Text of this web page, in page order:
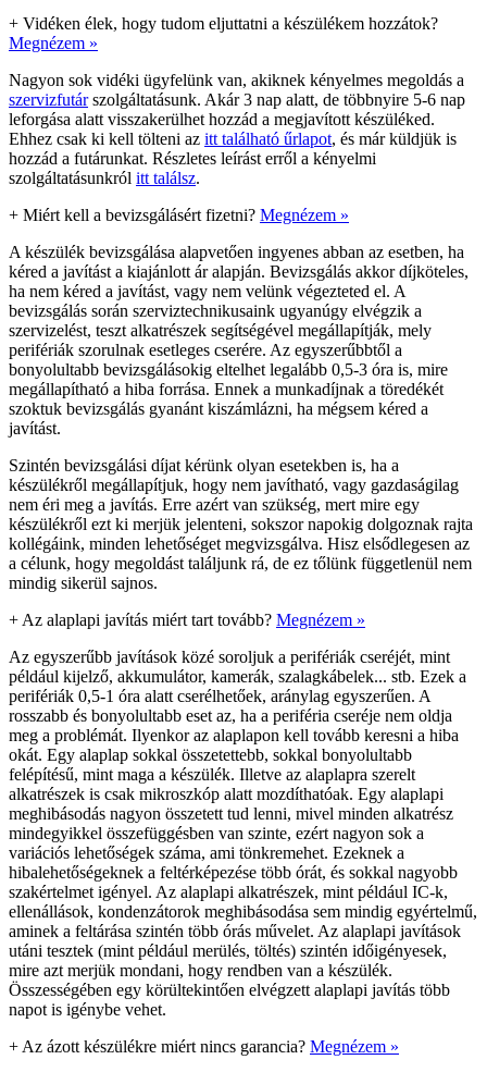
+ Vidéken élek, hogy tudom eljuttatni a készülékem hozzátok?
Megnézem »
Nagyon sok vidéki ügyfelünk van, akiknek kényelmes megoldás a
szervizfutárszolgáltatásunk. Akár 3 nap alatt, de többnyire 5-6 nap
leforgása alatt visszakerülhet hozzád a megjavított készüléked.
Ehhez csak ki kell tölteni az itt található űrlapot, és már küldjük is
hozzád a futárunkat. Részletes leírást erről a kényelmi
szolgáltatásunkról itt találsz.
+ Miért kell a bevizsgálásért fizetni? Megnézem »
A készülék bevizsgálása alapvetően ingyenes abban az esetben, ha
kéred a javítást a kiajánlott ár alapján. Bevizsgálás akkor díjköteles,
ha nem kéred a javítást, vagy nem velünk végezteted el. A
bevizsgálás során szerviztechnikusaink ugyanúgy elvégzik a
szervizelést, teszt alkatrészek segítségével megállapítják, mely
perifériák szorulnak esetleges cserére. Az egyszerűbbtől a
bonyolultabb bevizsgálásokig eltelhet legalább 0,5-3 óra is, mire
megállapítható a hiba forrása. Ennek a munkadíjnak a töredékét
szoktuk bevizsgálás gyanánt kiszámlázni, ha mégsem kéred a
javítást.
Szintén bevizsgálási díjat kérünk olyan esetekben is, ha a
készülékről megállapítjuk, hogy nem javítható, vagy gazdaságilag
nem éri meg a javítás. Erre azért van szükség, mert mire egy
készülékről ezt ki merjük jelenteni, sokszor napokig dolgoznak rajta
kollégáink, minden lehetőséget megvizsgálva. Hisz elsődlegesen az
a célunk, hogy megoldást találjunk rá, de ez tőlünk függetlenül nem
mindig sikerül sajnos.
+ Az alaplapi javítás miért tart tovább? Megnézem »
Az egyszerűbb javítások közé soroljuk a perifériák cseréjét, mint
például kijelző, akkumulátor, kamerák, szalagkábelek... stb. Ezek a
perifériák 0,5-1 óra alatt cserélhetőek, aránylag egyszerűen. A
rosszabb és bonyolultabb eset az, ha a periféria cseréje nem oldja
meg a problémát. Ilyenkor az alaplapon kell tovább keresni a hiba
okát. Egy alaplap sokkal összetettebb, sokkal bonyolultabb
felépítésű, mint maga a készülék. Illetve az alaplapra szerelt
alkatrészek is csak mikroszkóp alatt mozdíthatóak. Egy alaplapi
meghibásodás nagyon összetett tud lenni, mivel minden alkatrész
mindegyikkel összefüggésben van szinte, ezért nagyon sok a
variációs lehetőségek száma, ami tönkremehet. Ezeknek a
hibalehetőségeknek a feltérképezése több órát, és sokkal nagyobb
szakértelmet igényel. Az alaplapi alkatrészek, mint például IC-k,
ellenállások, kondenzátorok meghibásodása sem mindig egyértelmű,
aminek a feltárása szintén több órás művelet. Az alaplapi javítások
utáni tesztek (mint például merülés, töltés) szintén időigényesek,
mire azt merjük mondani, hogy rendben van a készülék.
Összességében egy körültekintően elvégzett alaplapi javítás több
napot is igénybe vehet.
+ Az ázott készülékre miért nincs garancia? Megnézem »